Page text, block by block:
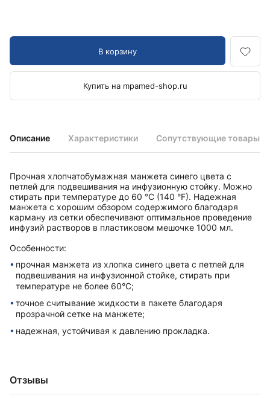
Описание Характеристики Сопутствующие товары
Прочная хлопчатобумажная манжета синего цвета с
петлей для подвешивания на инфузионную стойку. Можно
стирать при температуре до 60 °C (140 °F). Надежная
манжета с хорошим обзором содержимого благодаря
карману из сетки обеспечивают оптимальное проведение
инфузий растворов в пластиковом мешочке 1000 мл.
Особенности:
прочная манжета из хлопка синего цвета с петлей для
подвешивания на инфузионной стойке, стирать при
температуре не более 60°C;
точное считывание жидкости в пакете благодаря
прозрачной сетке на манжете;
надежная, устойчивая к давлению прокладка.
Отзывы
В корзину
Купить на mpamed-shop.ru